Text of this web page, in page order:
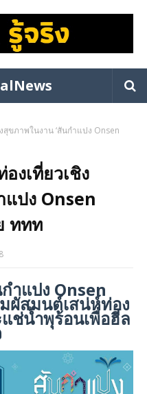
ขภาพในงาน ‘สันกำแปง Onsen
งเที่ยวเชิง
แปง Onsen
ททท
ำแปง Onsen
ผัสมนต์เสน่ห์ท่อง
ช่น้ำพุร้อนเพื่อฮีล